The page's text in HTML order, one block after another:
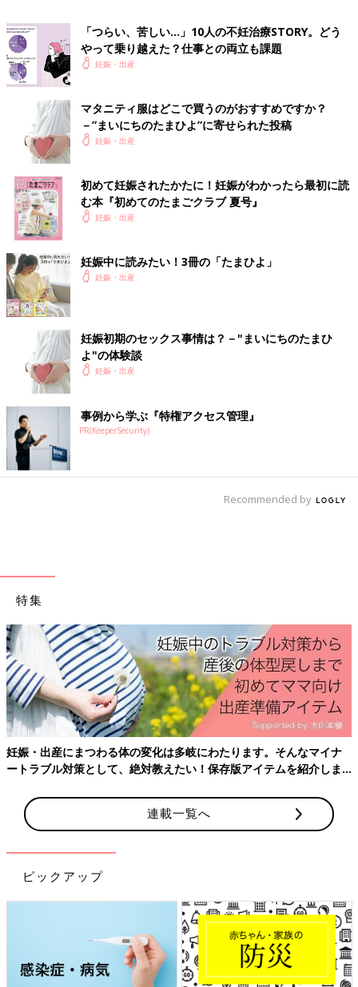
「つらい、苦しい…」10人の不妊治療STORY。どう
やって乗り越えた？仕事との両立も課題
妊娠・出産
マタニティ服はどこで買うのがおすすめですか？
－”まいにちのたまひよ”に寄せられた投稿
妊娠・出産
初めて妊娠されたかたに！妊娠がわかったら最初に読
む本『初めてのたまごクラブ 夏号』
妊娠・出産
妊娠中に読みたい！3冊の「たまひよ」
妊娠・出産
妊娠初期のセックス事情は？－"まいにちのたまひ
よ"の体験談
妊娠・出産
事例から学ぶ『特権アクセス管理』
PR(KeeperSecurity)
Recommended by
特集
妊娠・出産にまつわる体の変化は多岐にわたります。そんなマイナ
ートラブル対策として、絶対教えたい！保存版アイテムを紹介しま
連載一覧へ
ピックアップ